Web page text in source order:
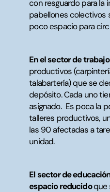
con resguardo para la
pabellones colectivos
poco espacio para
En el sector de trabajo
productivos
talabartería) que se
depósito. Cada uno
asignado. Es poca la
talleres productivos,
las 90 afectadas a
unidad.
El sector de
espacio reducidoque